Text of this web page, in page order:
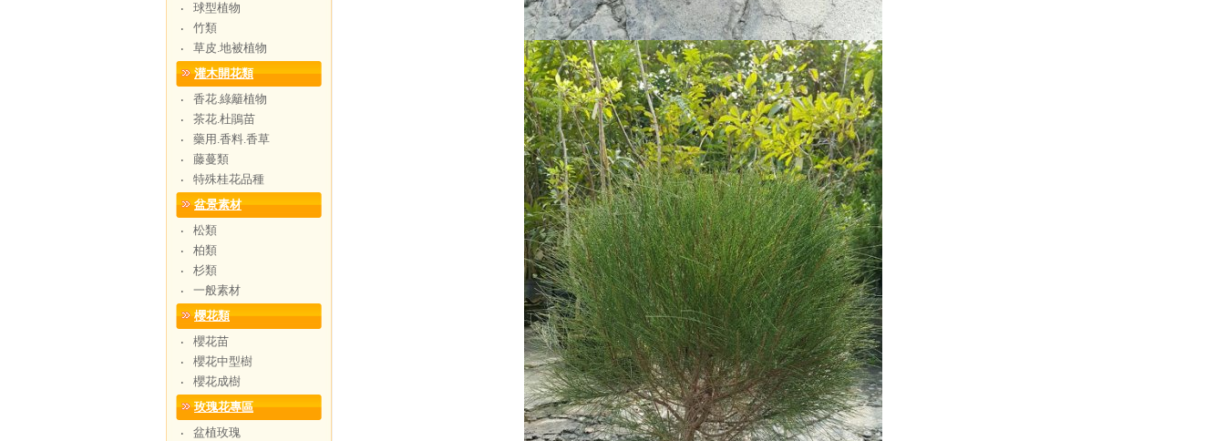
‧
球型植物
‧
竹類
‧
草皮.地被植物
灌木開花類
‧
香花.綠籬植物
‧
茶花.杜鵑苗
‧
藥用.香料.香草
‧
藤蔓類
‧
特殊桂花品種
盆景素材
‧
松類
‧
柏類
‧
杉類
‧
一般素材
櫻花類
‧
櫻花苗
‧
櫻花中型樹
‧
櫻花成樹
玫瑰花專區
‧
盆植玫瑰